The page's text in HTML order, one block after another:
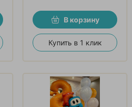
В корзину
Купить в 1 клик